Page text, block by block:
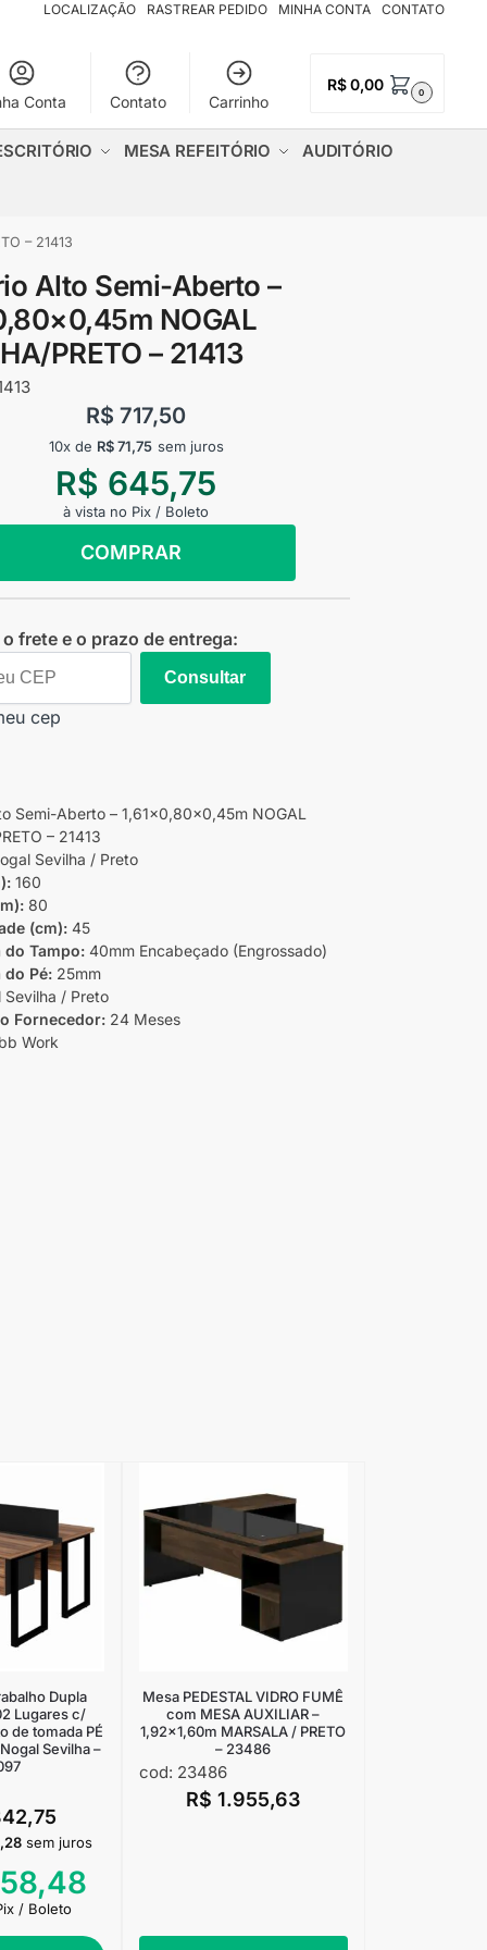
LOCALIZAÇÃO RASTREAR PEDIDO MINHA CONTA CONTATO
Conta Contato Carrinho
R$0,00 0
MESA REFEITÓRIO AUDITÓRIO
– 21413
Alto Semi-Aberto –
NOGAL
PRETO – 21413
R$ 717,50
10x de R$71,75 sem juros
R$ 645,75
à vista no Pix / Boleto
COMPRAR
frete e o prazo de entrega:
Consultar
cep
Semi-Aberto – 1,61×0,80×0,45m NOGAL
– 21413
Sevilha / Preto
160
80
(cm):45
do Tampo:40mm Encabeçado (Engrossado)
do Pé:25mm
/ Preto
Fornecedor:24 Meses
Work
Dupla
Lugares c/
de tomada PÉ
Sevilha –
sem juros
/ Boleto
Mesa PEDESTAL VIDRO FUMÊ
com MESA AUXILIAR –
1,92×1,60m MARSALA / PRETO
– 23486
cod: 23486
R$ 1.955,63